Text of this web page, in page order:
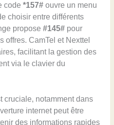
code *157#ouvre un menu
choisir entre différents
propose #145#pour
offres. CamTel et Nexttel
facilitant la gestion des
via le clavier du
cruciale, notamment dans
internet peut être
des informations rapides